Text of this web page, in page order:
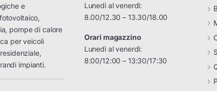
e
pompe di calore
per veicoli
impianti.
Lunedì al venerdì:
8.00/12.30 – 13.30/18.00
Orari magazzino
Lunedì al venerdì:
8:00/12:00 – 13:30/17:30